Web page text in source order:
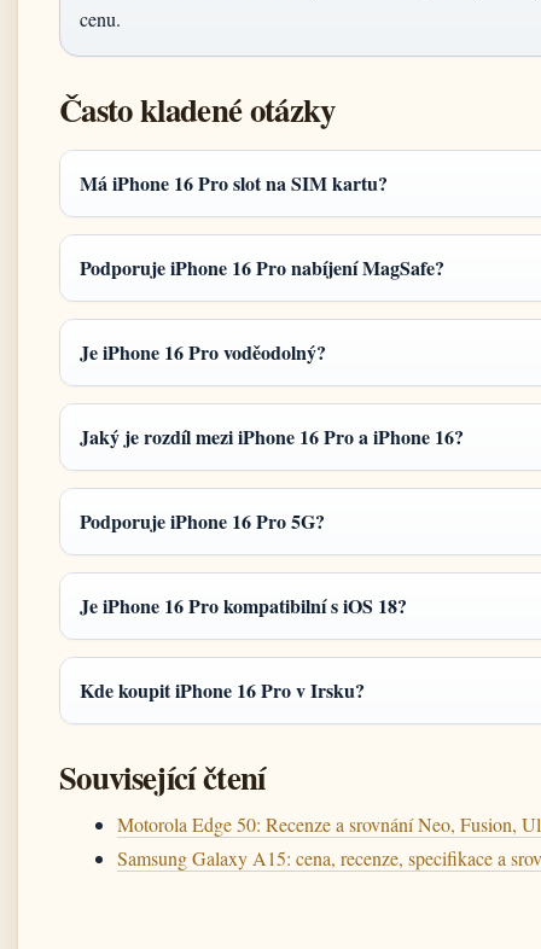
cenu.
Často kladené otázky
Má iPhone 16 Pro slot na SIM kartu?
Podporuje iPhone 16 Pro nabíjení MagSafe?
Je iPhone 16 Pro voděodolný?
Jaký je rozdíl mezi iPhone 16 Pro a iPhone 16?
Podporuje iPhone 16 Pro 5G?
Je iPhone 16 Pro kompatibilní s iOS 18?
Kde koupit iPhone 16 Pro v Irsku?
Související čtení
Motorola Edge 50: Recenze a srovnání Neo, Fusion,
Samsung Galaxy A15: cena, recenze, specifikace a